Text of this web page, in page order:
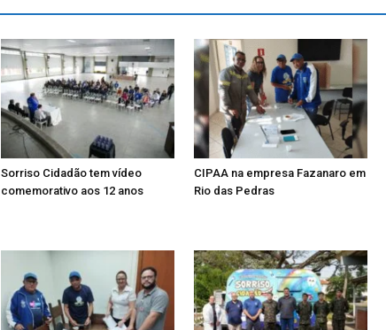
Sorriso Cidadão tem vídeo
comemorativo aos 12 anos
CIPAA na empresa Fazanaro em
Rio das Pedras